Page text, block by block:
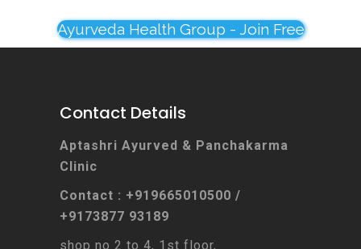
Ayurveda Health Group - Join Free
Contact Details
Aptashri Ayurved & Panchakarma
Clinic
Contact : +919665010500 /
+9173877 93189
shop no 2 to 4, 1st floor,